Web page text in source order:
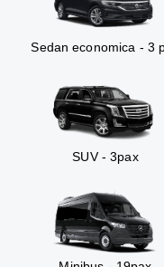
Sedan economica - 3
SUV - 3pax